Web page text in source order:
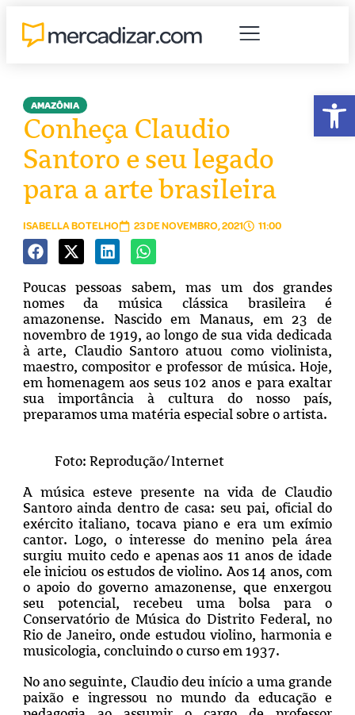
AMAZÔNIA
Conheça Claudio
Santoro e seu legado
para a arte brasileira
ISABELLA BOTELHO 23 DE NOVEMBRO, 2021 11:00
Poucas pessoas sabem, mas um dos grandes
nomes da música clássica brasileira é
amazonense. Nascido em Manaus, em 23 de
novembro de 1919, ao longo de sua vida dedicada
à arte, Claudio Santoro atuou como violinista,
maestro, compositor e professor de música. Hoje,
em homenagem aos seus 102 anos e para exaltar
sua importância à cultura do nosso país,
preparamos uma matéria especial sobre o artista.
Foto: Reprodução/Internet
A música esteve presente na vida de Claudio
Santoro ainda dentro de casa: seu pai, oficial do
exército italiano, tocava piano e era um exímio
cantor. Logo, o interesse do menino pela área
surgiu muito cedo e apenas aos 11 anos de idade
ele iniciou os estudos de violino. Aos 14 anos, com
o apoio do governo amazonense, que enxergou
seu potencial, recebeu uma bolsa para o
Conservatório de Música do Distrito Federal, no
Rio de Janeiro, onde estudou violino, harmonia e
musicologia, concluindo o curso em 1937.
No ano seguinte, Claudio deu início a uma grande
paixão e ingressou no mundo da educação e